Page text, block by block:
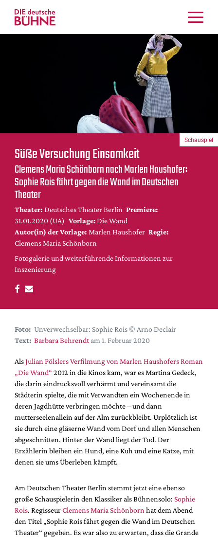
Festivals & Veranstaltungen
Menschen & Theater
Themen
Internationales
Nachrufe
Medientipps
DdB-map
Kalender
Premierensuche
Festival-Planer
Hefte
Alle Hefte
Podcast
Service
Shop / Abo
Newsletter
Redaktion
Autor:innen
Partner
Mediadaten
Suche
Süße Versuchung Einsamkeit
Clemens Maria Schönborn nach Marlen Haushofer:
Sophie Rois fährt gegen die Wand im Deutschen
Theater
Theater: Deutsches Theater Berlin Premiere:
31.01.2020 (UA) Vorlage: Die Wand
Autor(in) der Vorlage: Marlen Haushofer Regie:
Clemens Maria Schönborn
Fotogalerie und weiterführende Informationen zur
Inszenierung
Schauspiel
Foto: Unverwechselbar: Sophie Rois © Arno Declair
Text: Barbara Behrendt am 1. Februar 2020
AlsJulian Pölslers Verfilmung von Marlen Haushofers Roman
„Die Wand“ 2012 in die Kinos kam, war es Martina Gedeck,
die darin eindrucksvoll verhärmt und vereinsamt die
Städterin spielte, die mit Verwandten ein Wochenende in
deren Jagdhütte verbringen möchte – und dann
mutterseelenallein auf der Alm zurückbleibt. Urplötzlich ist
sie durch eine gläserne Wand vom Dorf und allen Menschen
abgeschnitten. Hinter der Wand liegt der Tod. Der
Erzählerin bleiben ein Hund, eine Kuh und eine Katze, mit
denen sie ums Überleben kämpft.
Am Deutschen Theater Berlin stemmt jetzt eine ebenso
große Schauspielerin den Klassiker als Bühnensolo: Sophie
Rois. RegisseurClemens Maria Schönborn hat dem Abend
den Titel „Sophie Rois fährt gegen die Wand im Deutschen
Theater“ gegeben. Es war also zu erwarten, dass die Grande